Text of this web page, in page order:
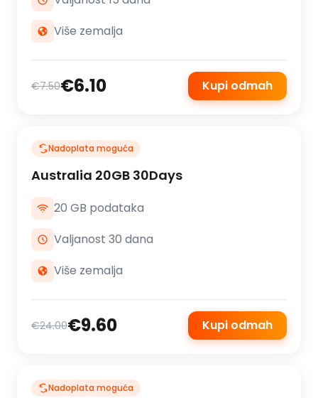
Više zemalja
€7.50€6.10 Kupi odmah
Nadoplata moguća
Australia 20GB 30Days
20 GB podataka
Valjanost 30 dana
Više zemalja
€24.00€9.60 Kupi odmah
Nadoplata moguća